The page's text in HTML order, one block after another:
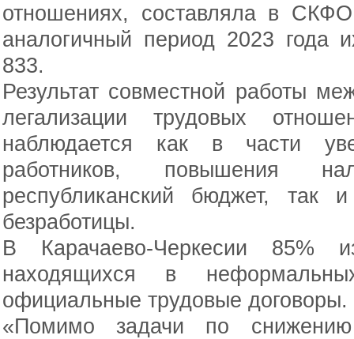
отношениях, составляла в
аналогичный период 2023 года
833.
Результат совместной работы
легализации трудовых
наблюдается как в части
работников, повышения
республиканский бюджет, так
безработицы.
В Карачаево-Черкесии 85%
находящихся в
официальные трудовые договоры.
«Помимо задачи по снижению